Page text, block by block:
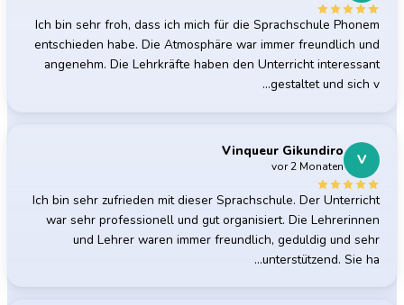
Ich bin sehr froh, dass ich mich für die Sprachschule Phonem
entschieden habe. Die Atmosphäre war immer freundlich und
angenehm. Die Lehrkräfte haben den Unterricht interessant
gestaltet und sich v…
V
Vinqueur Gikundiro
vor 2 Monaten
Ich bin sehr zufrieden mit dieser Sprachschule. Der Unterricht
war sehr professionell und gut organisiert. Die Lehrerinnen
und Lehrer waren immer freundlich, geduldig und sehr
unterstützend. Sie ha…